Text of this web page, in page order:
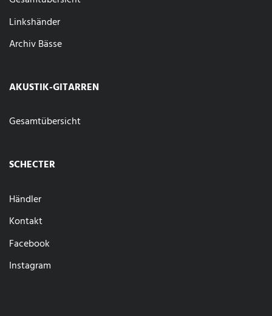
Linkshänder
Archiv Bässe
AKUSTIK-GITARREN
Gesamtübersicht
SCHECTER
Händler
Kontakt
Facebook
Instagram